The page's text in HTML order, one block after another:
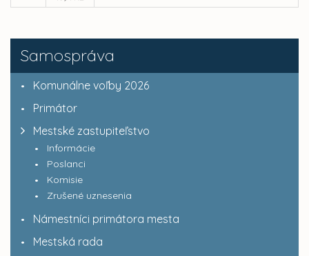
Samospráva
Komunálne voľby 2026
Primátor
Mestské zastupiteľstvo
Informácie
Poslanci
Komisie
Zrušené uznesenia
Námestníci primátora mesta
Mestská rada